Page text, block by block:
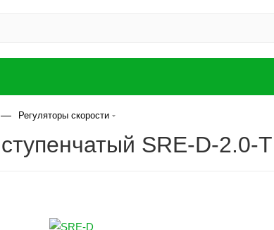
— Регуляторы скорости
SRE-D-2.0-Т